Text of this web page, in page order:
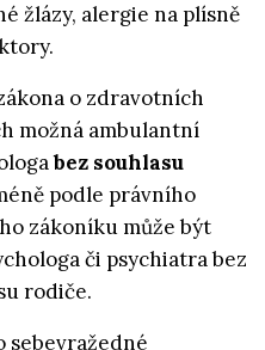
žlázy, alergie na plísně
o zdravotních
možná ambulantní
bez souhlasu
podle právního
zákoníku může být
či psychiatra bez
rodiče.
sebevražedné